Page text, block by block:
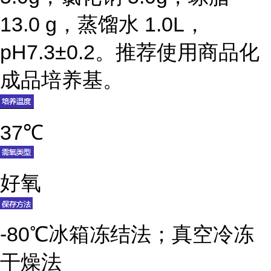
13.0 g，蒸馏水 1.0L，
pH7.3±0.2。推荐使用商品化
成品培养基。
37℃
好氧
-80℃冰箱冻结法；真空冷冻
干燥法